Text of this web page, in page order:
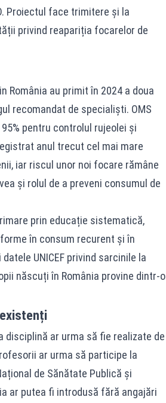
Proiectul face trimitere și la
privind reapariția focarelor de
România au primit în 2024 a doua
recomandat de specialiști. OMS
pentru controlul rujeolei și
anul trecut cel mai mare
iar riscul unor noi focare rămâne
și rolul de a preveni consumul de
prin educație sistematică,
în consum recurent și în
UNICEF privind sarcinile la
născuți în România provine dintr-o
disciplină ar urma să fie realizate de
ar urma să participe la
de Sănătate Publică și
ar putea fi introdusă fără angajări